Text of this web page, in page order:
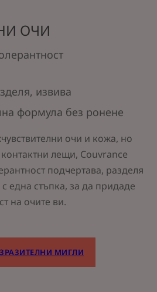
ОЧИ
извива
формула без ронене
очи и кожа, но
лещи, Couvrance
подчертава, разделя
една стъпка, за да придаде
на очите ви.
МИГЛИ